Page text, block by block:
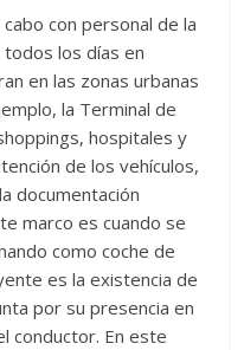
con personal de la
todos los días en
en las zonas urbanas
la Terminal de
hospitales y
de los vehículos,
documentación
marco es cuando se
como coche de
es la existencia de
por su presencia en
conductor. En este